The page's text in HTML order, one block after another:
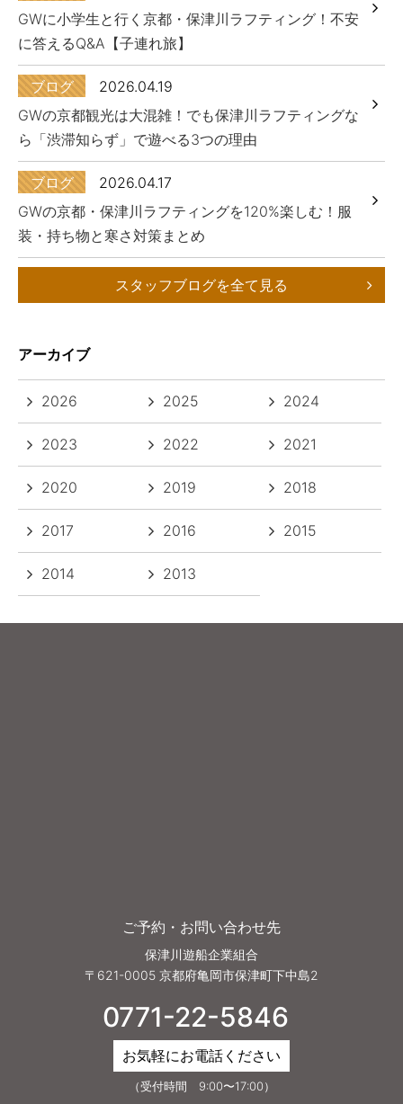
GWに小学生と行く京都・保津川ラフティング！不安
に答えるQ&A【子連れ旅】
ブログ
2026.04.19
GWの京都観光は大混雑！でも保津川ラフティングな
ら「渋滞知らず」で遊べる3つの理由
ブログ
2026.04.17
GWの京都・保津川ラフティングを120%楽しむ！服
装・持ち物と寒さ対策まとめ
スタッフブログを全て見る
アーカイブ
2026 2025 2024
2023 2022 2021
2020 2019 2018
2017 2016 2015
2014 2013
ご予約・お問い合わせ先
保津川遊船企業組合
〒621-0005 京都府亀岡市保津町下中島2
0771-22-5846
お気軽にお電話ください
（受付時間 9:00〜17:00）